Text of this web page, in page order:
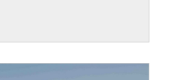
de plata que,